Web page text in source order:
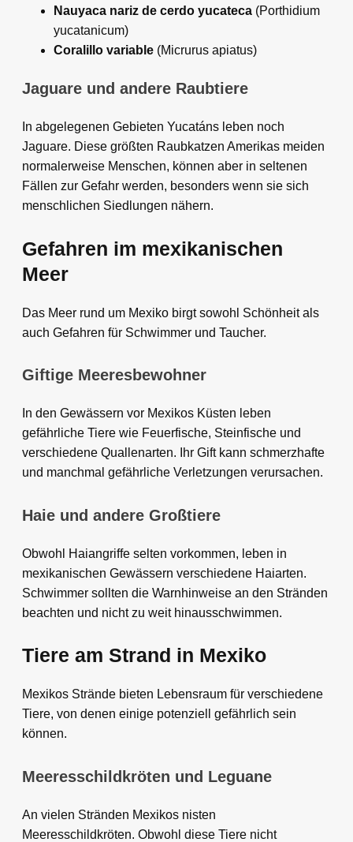
Nauyaca nariz de cerdo yucateca (Porthidium
yucatanicum)
Coralillo variable (Micrurus apiatus)
Jaguare und andere Raubtiere
In abgelegenen Gebieten Yucatáns leben noch
Jaguare. Diese größten Raubkatzen Amerikas meiden
normalerweise Menschen, können aber in seltenen
Fällen zur Gefahr werden, besonders wenn sie sich
menschlichen Siedlungen nähern.
Gefahren im mexikanischen
Meer
Das Meer rund um Mexiko birgt sowohl Schönheit als
auch Gefahren für Schwimmer und Taucher.
Giftige Meeresbewohner
In den Gewässern vor Mexikos Küsten leben
gefährliche Tiere wie Feuerfische, Steinfische und
verschiedene Quallenarten. Ihr Gift kann schmerzhafte
und manchmal gefährliche Verletzungen verursachen.
Haie und andere Großtiere
Obwohl Haiangriffe selten vorkommen, leben in
mexikanischen Gewässern verschiedene Haiarten.
Schwimmer sollten die Warnhinweise an den Stränden
beachten und nicht zu weit hinausschwimmen.
Tiere am Strand in Mexiko
Mexikos Strände bieten Lebensraum für verschiedene
Tiere, von denen einige potenziell gefährlich sein
können.
Meeresschildkröten und Leguane
An vielen Stränden Mexikos nisten
Meeresschildkröten. Obwohl diese Tiere nicht